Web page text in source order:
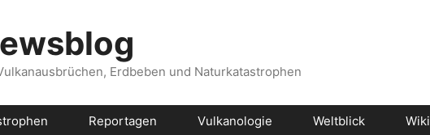
Erdbeben und Naturkatastrophen
Reportagen Vulkanologie Weltblick Wiki